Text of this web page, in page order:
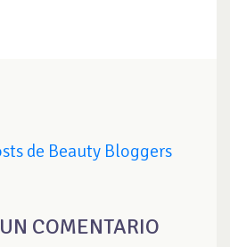
de Beauty Bloggers
COMENTARIO